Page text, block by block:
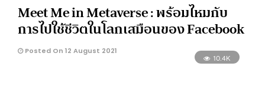
Meet Me in Metaverse : พร้อมไหมกับ
การไปใช้ชีวิตในโลกเสมือนของ Facebook
Posted On 12 August 2021
10.4K